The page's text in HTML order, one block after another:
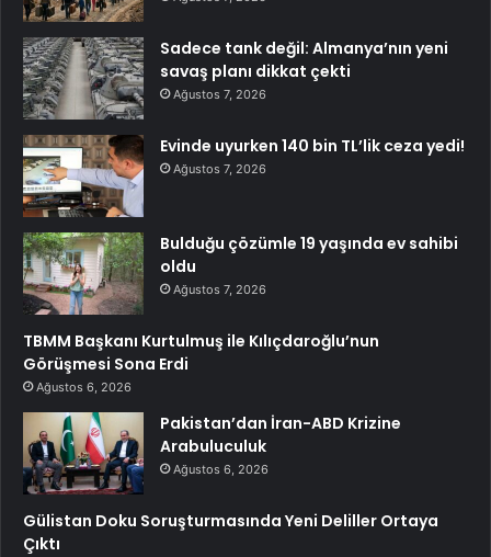
Sadece tank değil: Almanya’nın yeni
savaş planı dikkat çekti
Ağustos 7, 2026
Evinde uyurken 140 bin TL’lik ceza yedi!
Ağustos 7, 2026
Bulduğu çözümle 19 yaşında ev sahibi
oldu
Ağustos 7, 2026
TBMM Başkanı Kurtulmuş ile Kılıçdaroğlu’nun
Görüşmesi Sona Erdi
Ağustos 6, 2026
Pakistan’dan İran-ABD Krizine
Arabuluculuk
Ağustos 6, 2026
Gülistan Doku Soruşturmasında Yeni Deliller Ortaya
Çıktı